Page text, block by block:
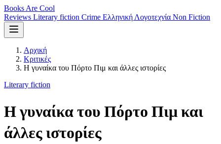
Books Are Cool
Reviews Literary fiction Crime Ελληνική Λογοτεχνία Non Fiction
Αρχική
Κριτικές
Η γυναίκα του Πόρτο Πιμ και άλλες ιστορίες
Literary fiction
Η γυναίκα του Πόρτο Πιμ και
άλλες ιστορίες